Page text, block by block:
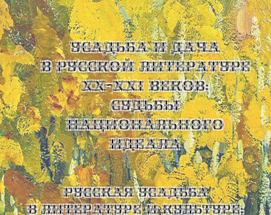
УСАДЬБА И ДАЧА
В РУССКОЙ ЛИТЕРАТУРЕ
XX-XXI ВЕКОВ:
СУДЬБЫ
НАЦИОНАЛЬНОГО
ИДЕАЛА
Русская усадьба
в литературе и культуре: